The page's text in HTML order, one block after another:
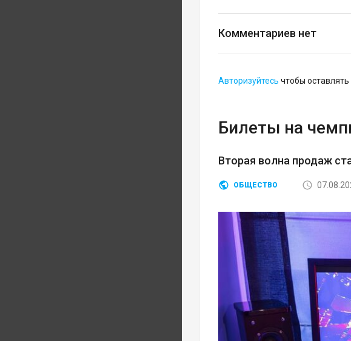
Комментариев нет
Авторизуйтесь чтобы
Билеты на
Вторая волна продаж
ОБЩЕСТВО